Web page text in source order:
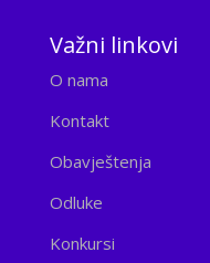
Važni linkovi
O nama
Kontakt
Obavještenja
Odluke
Konkursi